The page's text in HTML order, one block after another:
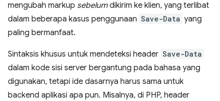
mengubah markup sebelumdikirim ke klien, yang terlibat
dalam beberapa kasus penggunaan Save-Data yang
paling bermanfaat.
Sintaksis khusus untuk mendeteksi header Save-Data
dalam kode sisi server bergantung pada bahasa yang
digunakan, tetapi ide dasarnya harus sama untuk
backend aplikasi apa pun. Misalnya, di PHP, header